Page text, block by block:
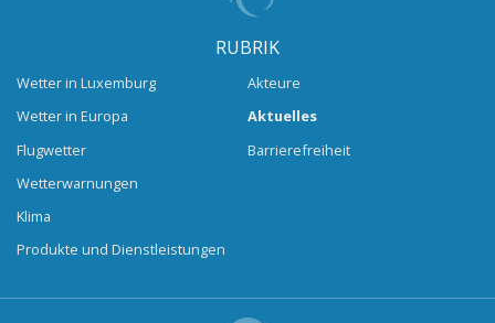
RUBRIK
Wetter in Luxemburg
Wetter in Europa
Flugwetter
Wetterwarnungen
Klima
Produkte und Dienstleistungen
Akteure
Aktuelles
Barrierefreiheit